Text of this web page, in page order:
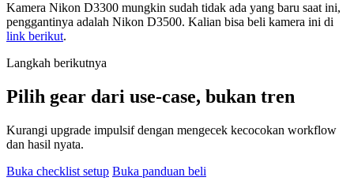
Kamera Nikon D3300 mungkin sudah tidak ada yang baru saat ini,
penggantinya adalah Nikon D3500. Kalian bisa beli kamera ini di
link berikut.
Langkah berikutnya
Pilih gear dari use-case, bukan tren
Kurangi upgrade impulsif dengan mengecek kecocokan workflow
dan hasil nyata.
Buka checklist setup Buka panduan beli